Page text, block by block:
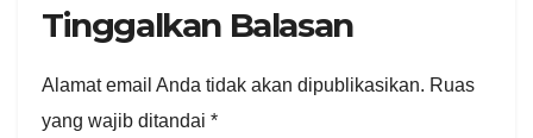
Tinggalkan Balasan
Alamat email Anda tidak akan dipublikasikan. Ruas
yang wajib ditandai *